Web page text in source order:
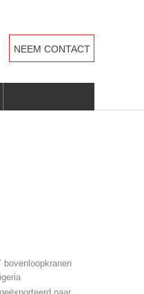
NEEM CONTACT
bovenloopkranen